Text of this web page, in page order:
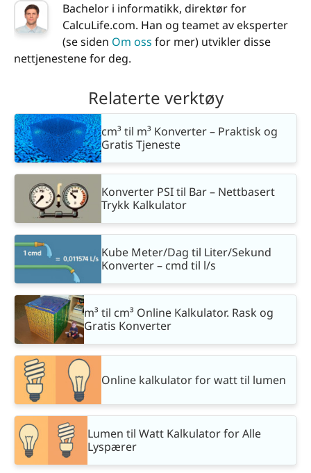
Bachelor i informatikk, direktør for
CalcuLife.com. Han og teamet av eksperter
(se siden Om oss for mer) utvikler disse
nettjenestene for deg.
Relaterte verktøy
cm³ til m³ Konverter – Praktisk og
Gratis Tjeneste
Konverter PSI til Bar – Nettbasert
Trykk Kalkulator
Kube Meter/Dag til Liter/Sekund
Konverter – cmd til l/s
m³ til cm³ Online Kalkulator. Rask og
Gratis Konverter
Online kalkulator for watt til lumen
Lumen til Watt Kalkulator for Alle
Lyspærer